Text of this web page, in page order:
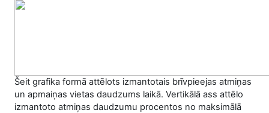
Šeit grafika formā attēlots izmantotais brīvpieejas atmiņas
un apmaiņas vietas daudzums laikā. Vertikālā ass attēlo
izmantoto atmiņas daudzumu procentos no maksimālā